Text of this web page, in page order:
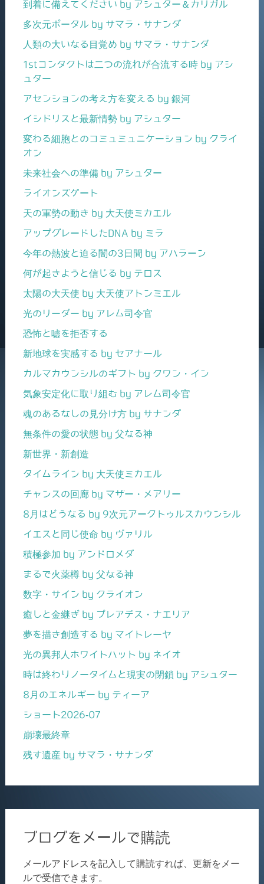
到着に備えてください by アシュター＆カリガル
多次元ポータル by サマラ・サナンダ
人類の大いなる目覚め by サマラ・サナンダ
1stコンタクトは二つの流れが合流する時 by アシ
ュター
アセンションの考え方を変える by 銀河
イシドリスと最新情勢 by アシュター
変わる細胞とのコミュミュニケーション by クライ
オン
未来社会への準備 by アシュター
ライオンズゲート
天の軍勢の動き by 大天使ミカエル
アップグレードしたDNA by ミラ
今年の熱波と迫る闇の3日間 by アハラーン
何が起きようと信じる by テロス
太陽の大天使 by 大天使アトンミエル
光のリーダー by アレム司令官
恐怖と嘘を拒否する
新地球を実感する by セアナール
カルマカウンシルのギフト by クワン・イン
気象安定化に取り組む by アレム司令官
魂のあるなしの見分け方 by サナンダ
無条件の愛の状態 by 父なる神
新世界・新創造
タイムライン by 大天使ミカエル
チャンスの回廊 by マザー・メアリー
8月はどうなる by 9次元アークトゥルスカウンシル
イエスと同じ使命 by ヴァリル
積極参加 by アンドロメダ
まるで火薬樽 by 父なる神
数字・サイン by クライオン
癒しと金継ぎ by プレアデス・ナエリア
夢を描き創造する by マイトレーヤ
光の異邦人ホワイトハット by ネイオ
時は終わりノータイムと現実の閉鎖 by アシュター
8月のエネルギー by ティーア
ショート2026-07
崩壊最終章
残す遺産 by サマラ・サナンダ
ブログをメールで購読
メールアドレスを記入して購読すれば、更新をメー
ルで受信できます。